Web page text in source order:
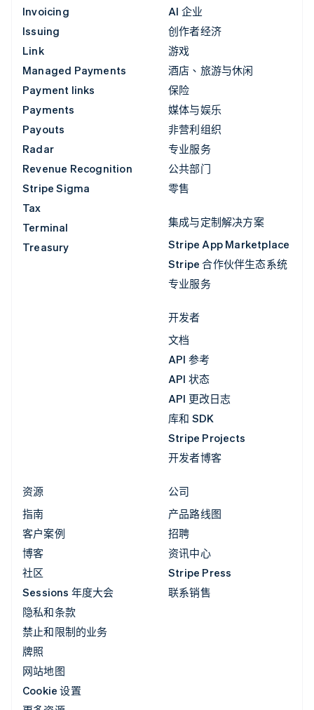
Invoicing
Issuing
Link
Managed Payments
Payment links
Payments
Payouts
Radar
Revenue Recognition
Stripe Sigma
Tax
Terminal
Treasury
AI 企业
创作者经济
游戏
酒店、旅游与休闲
保险
媒体与娱乐
非营利组织
专业服务
公共部门
零售
集成与定制解决方案
Stripe App Marketplace
Stripe 合作伙伴生态系统
专业服务
开发者
文档
API 参考
API 状态
API 更改日志
库和 SDK
Stripe Projects
开发者博客
资源
指南
客户案例
博客
社区
Sessions 年度大会
隐私和条款
禁止和限制的业务
牌照
网站地图
Cookie 设置
公司
产品路线图
招聘
资讯中心
Stripe Press
联系销售